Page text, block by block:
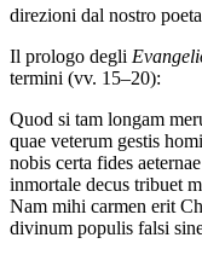
direzioni dal nostro
Il prologo degli
termini (vv. 15–20):
Quod si tam longam
quae veterum gestis
nobis certa fides
inmortale decus tribuet
Nam mihi carmen erit
divinum populis falsi